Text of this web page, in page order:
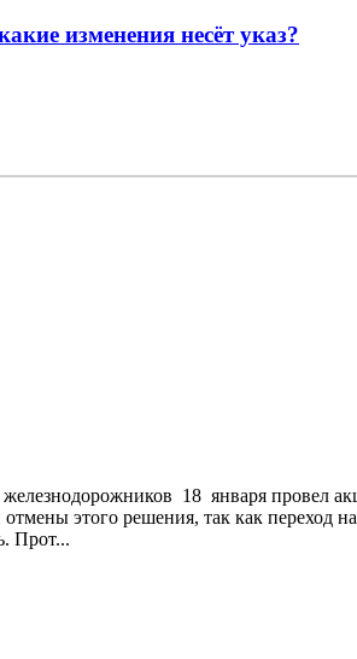
изменения несёт указ?
18 января провел
этого решения, так как переход
Прот...